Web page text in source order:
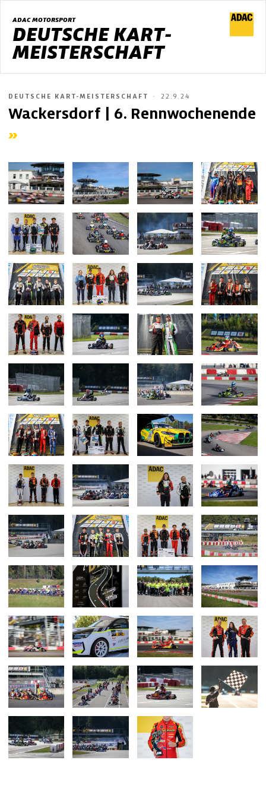
ADAC MOTORSPORT
DEUTSCHE KART-
MEISTERSCHAFT
DEUTSCHE KART-MEISTERSCHAFT 22.9.24
Wackersdorf | 6. Rennwochenende